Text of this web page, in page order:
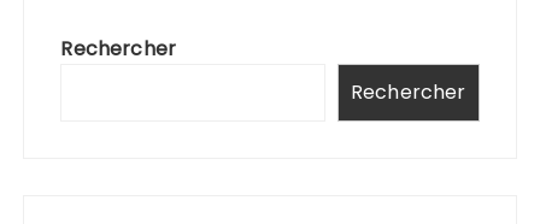
Rechercher
Rechercher